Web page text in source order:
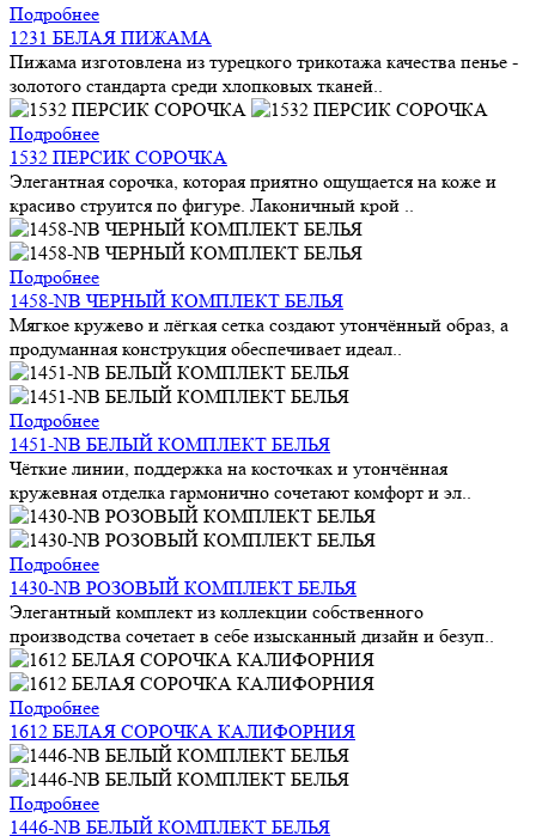
Подробнее
1231 БЕЛАЯ ПИЖАМА
Пижама изготовлена из турецкого трикотажа качества пенье -
золотого стандарта среди хлопковых тканей..
Подробнее
1532 ПЕРСИК СОРОЧКА
Элегантная сорочка, которая приятно ощущается на коже и
красиво струится по фигуре. Лаконичный крой ..
Подробнее
1458-NB ЧЕРНЫЙ КОМПЛЕКТ БЕЛЬЯ
Мягкое кружево и лёгкая сетка создают утончённый образ, а
продуманная конструкция обеспечивает идеал..
Подробнее
1451-NB БЕЛЫЙ КОМПЛЕКТ БЕЛЬЯ
Чёткие линии, поддержка на косточках и утончённая
кружевная отделка гармонично сочетают комфорт и эл..
Подробнее
1430-NB РОЗОВЫЙ КОМПЛЕКТ БЕЛЬЯ
Элегантный комплект из коллекции собственного
производства сочетает в себе изысканный дизайн и безуп..
Подробнее
1612 БЕЛАЯ СОРОЧКА КАЛИФОРНИЯ
Подробнее
1446-NB БЕЛЫЙ КОМПЛЕКТ БЕЛЬЯ